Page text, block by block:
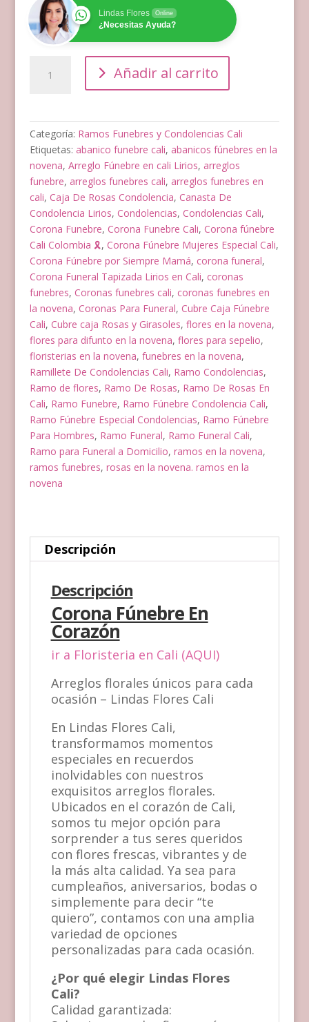
Lindas Flores Online
¿Necesitas Ayuda?
Fúnebre
cantidad
Añadir al carrito
Categoría: Ramos Funebres y Condolencias Cali
Etiquetas: abanico funebre cali, abanicos fúnebres en la
novena, Arreglo Fúnebre en cali Lirios, arreglos
funebre, arreglos funebres cali, arreglos funebres en
cali, Caja De Rosas Condolencia, Canasta De
Condolencia Lirios, Condolencias, Condolencias Cali,
Corona Funebre, Corona Funebre Cali, Corona fúnebre
Cali Colombia 🎗️, Corona Fúnebre Mujeres Especial Cali,
Corona Fúnebre por Siempre Mamá, corona funeral,
Corona Funeral Tapizada Lirios en Cali, coronas
funebres, Coronas funebres cali, coronas funebres en
la novena, Coronas Para Funeral, Cubre Caja Fúnebre
Cali, Cubre caja Rosas y Girasoles, flores en la novena,
flores para difunto en la novena, flores para sepelio,
floristerias en la novena, funebres en la novena,
Ramillete De Condolencias Cali, Ramo Condolencias,
Ramo de flores, Ramo De Rosas, Ramo De Rosas En
Cali, Ramo Funebre, Ramo Fúnebre Condolencia Cali,
Ramo Fúnebre Especial Condolencias, Ramo Fúnebre
Para Hombres, Ramo Funeral, Ramo Funeral Cali,
Ramo para Funeral a Domicilio, ramos en la novena,
ramos funebres, rosas en la novena. ramos en la
novena
Descripción
Descripción
Corona Fúnebre En
Corazón
ir a Floristeria en Cali (AQUI)
Arreglos florales únicos para cada
ocasión – Lindas Flores Cali
En Lindas Flores Cali,
transformamos momentos
especiales en recuerdos
inolvidables con nuestros
exquisitos arreglos florales.
Ubicados en el corazón de Cali,
somos tu mejor opción para
sorprender a tus seres queridos
con flores frescas, vibrantes y de
la más alta calidad. Ya sea para
cumpleaños, aniversarios, bodas o
simplemente para decir “te
quiero”, contamos con una amplia
variedad de opciones
personalizadas para cada ocasión.
¿Por qué elegir Lindas Flores
Cali?
Calidad garantizada: